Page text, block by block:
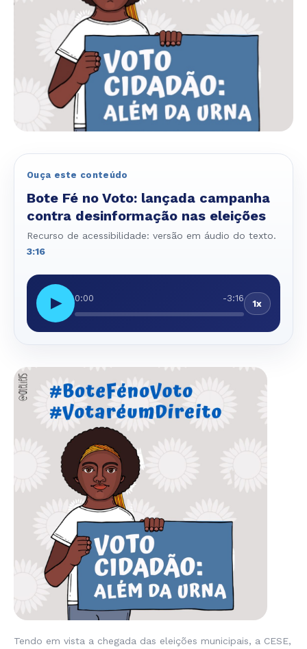
Ouça este conteúdo
Bote Fé no Voto: lançada campanha
contra desinformação nas eleições
Recurso de acessibilidade: versão em áudio do texto.
3:16
▶ 0:00 -3:16 1x
Tendo em vista a chegada das eleições municipais, a CESE,